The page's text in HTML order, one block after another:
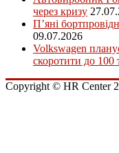
через кризу
П’яні
09.07.2026
Volkswagen
скоротити до 100
Copyright © HR Center